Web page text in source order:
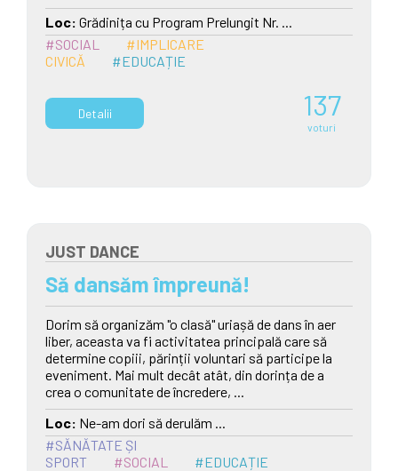
Loc: Grădinița cu Program Prelungit Nr. ...
#SOCIAL
#IMPLICARE
CIVICĂ
#EDUCAȚIE
Detalii 137
voturi
JUST DANCE
Să dansăm împreună!
Dorim să organizăm "o clasă" uriașă de dans în aer
liber, aceasta va fi activitatea principală care să
determine copiii, părinții voluntari să participe la
eveniment. Mai mult decât atât, din dorința de a
crea o comunitate de încredere, ...
Loc: Ne-am dori să derulăm ...
#SĂNĂTATE ȘI
SPORT
#SOCIAL #EDUCAȚIE